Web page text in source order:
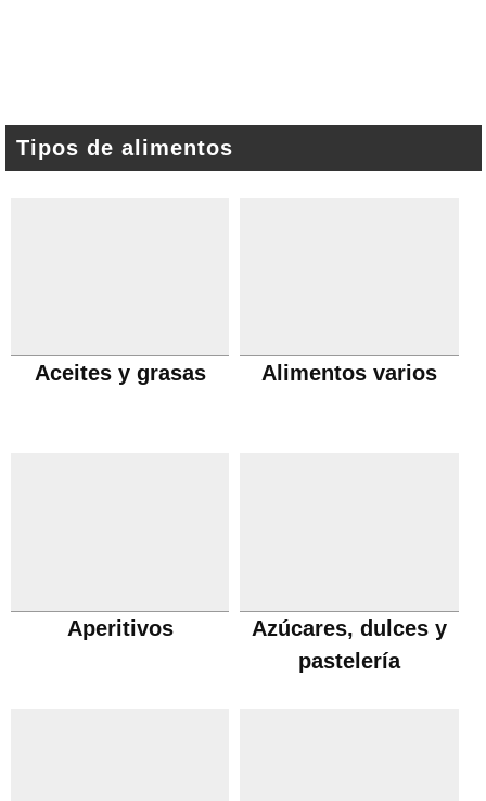
Tipos de alimentos
Aceites y grasas Alimentos varios
Aperitivos
Azúcares, dulces y
pastelería